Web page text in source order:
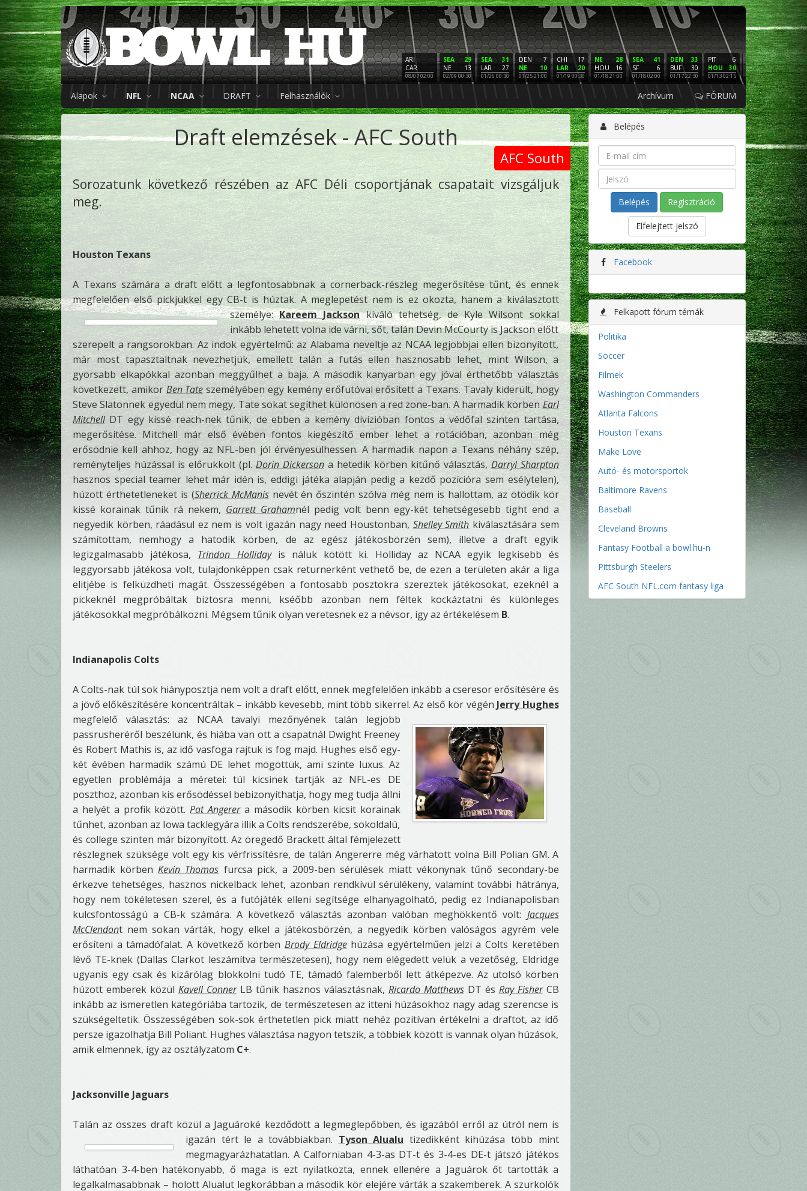
ARI
CAR
08/07 02:00
29
SEA
13
NE
02/09 00:30
31
SEA
27
LAR
01/26 00:30
7
DEN
10
NE
01/25 21:00
17
CHI
20
LAR
01/19 00:30
28
NE
16
HOU
01/18 21:00
41
SEA
6
SF
01/18 02:00
33
DEN
30
BUF
01/17 22:30
6
PIT
30
HOU
01/13 02:15
16
NE
3
LAC
01/12 02:00
PHI
SF
01/11
Alapok NFL NCAA DRAFT Felhasználók Archívum FÓRUM
Draft elemzések - AFC South
AFC South
Sorozatunk következő részében az AFC Déli csoportjának csapatait vizsgáljuk
meg.
Houston Texans
A Texans számára a draft előtt a legfontosabbnak a cornerback-részleg megerősítése tűnt, és ennek
megfelelően első pickjükkel egy CB-t is húztak. A meglepetést nem is ez okozta, hanem a kiválasztott
személye:Kareem Jacksonkiváló tehetség, de Kyle Wilsont sokkal
inkább lehetett volna ide várni, sőt, talán Devin McCourty is Jackson előtt
szerepelt a rangsorokban. Az indok egyértelmű: az Alabama neveltje az NCAA legjobbjai ellen bizonyított,
már most tapasztaltnak nevezhetjük, emellett talán a futás ellen hasznosabb lehet, mint Wilson, a
gyorsabb elkapókkal azonban meggyűlhet a baja. A második kanyarban egy jóval érthetőbb választás
következett, amikorBen Tateszemélyében egy kemény erőfutóval erősített a Texans. Tavaly kiderült, hogy
Steve Slatonnek egyedül nem megy, Tate sokat segíthet különösen a red zone-ban. A harmadik körbenEarl
MitchellDT egy kissé reach-nek tűnik, de ebben a kemény divízióban fontos a védőfal szinten tartása,
megerősítése. Mitchell már első évében fontos kiegészítő ember lehet a rotációban, azonban még
erősödnie kell ahhoz, hogy az NFL-ben jól érvényesülhessen. A harmadik napon a Texans néhány szép,
reményteljes húzással is előrukkolt (pl. Dorin Dickersona hetedik körben kitűnő választás,Darryl Sharpton
hasznos special teamer lehet már idén is, eddigi játéka alapján pedig a kezdő pozícióra sem esélytelen),
húzott érthetetleneket is (Sherrick McManisnevét én őszintén szólva még nem is hallottam, az ötödik kör
kissé korainak tűnik rá nekem, Garrett Grahamnél pedig volt benn egy-két tehetségesebb tight end a
negyedik körben, ráadásul ez nem is volt igazán nagy need Houstonban, Shelley Smith kiválasztására sem
számítottam, nemhogy a hatodik körben, de az egész játékosbörzén sem), illetve a draft egyik
legizgalmasabb játékosa, Trindon Hollidayis náluk kötött ki. Holliday az NCAA egyik legkisebb és
leggyorsabb játékosa volt, tulajdonképpen csak returnerként vethető be, de ezen a területen akár a liga
elitjébe is felküzdheti magát. Összességében a fontosabb posztokra szereztek játékosokat, ezeknél a
pickeknél megpróbáltak biztosra menni, kséőbb azonban nem féltek kockáztatni és különleges
játékosokkal megpróbálkozni. Mégsem tűnik olyan veretesnek ez a névsor, így az értékelésem B.
Indianapolis Colts
A Colts-nak túl sok hiányposztja nem volt a draft előtt, ennek megfelelően inkább a cseresor erősítésére és
a jövő előkészítésére koncentráltak – inkább kevesebb, mint több sikerrel. Az első kör végén Jerry Hughes
megfelelő választás: az NCAA tavalyi mezőnyének talán legjobb
passrusheréről beszélünk, és hiába van ott a csapatnál Dwight Freeney
és Robert Mathis is, az idő vasfoga rajtuk is fog majd. Hughes első egy-
két évében harmadik számú DE lehet mögöttük, ami szinte luxus. Az
egyetlen problémája a méretei: túl kicsinek tartják az NFL-es DE
poszthoz, azonban kis erősödéssel bebizonyíthatja, hogy meg tudja állni
a helyét a profik között.Pat Angerera második körben kicsit korainak
tűnhet, azonban az Iowa tacklegyára illik a Colts rendszerébe, sokoldalú,
és college szinten már bizonyított. Az öregedő Brackett által fémjelezett
részlegnek szüksége volt egy kis vérfrissítésre, de talán Angererre még várhatott volna Bill Polian GM. A
harmadik körbenKevin Thomas furcsa pick, a 2009-ben sérülések miatt vékonynak tűnő secondary-be
érkezve tehetséges, hasznos nickelback lehet, azonban rendkívül sérülékeny, valamint további hátránya,
hogy nem tökéletesen szerel, és a futójáték elleni segítsége elhanyagolható, pedig ez Indianapolisban
kulcsfontosságú a CB-k számára. A következő választás azonban valóban meghökkentő volt: Jacques
McClendont nem sokan várták, hogy elkel a játékosbörzén, a negyedik körben valóságos agyrém vele
erősíteni a támadófalat. A következő körben Brody Eldridgehúzása egyértelműen jelzi a Colts keretében
lévő TE-knek (Dallas Clarkot leszámítva természetesen), hogy nem elégedett velük a vezetőség, Eldridge
ugyanis egy csak és kizárólag blokkolni tudó TE, támadó falemberből lett átképezve. Az utolsó körben
húzott emberek közül Kavell ConnerLB tűnik hasznos választásnak, Ricardo MatthewsDT és Ray FisherCB
inkább az ismeretlen kategóriába tartozik, de természetesen az itteni húzásokhoz nagy adag szerencse is
szükségeltetik. Összességében sok-sok érthetetlen pick miatt nehéz pozitívan értékelni a draftot, az idő
persze igazolhatja Bill Poliant. Hughes választása nagyon tetszik, a többiek között is vannak olyan húzások,
amik elmennek, így az osztályzatom C+.
Jacksonville Jaguars
Talán az összes draft közül a Jaguároké kezdődött a legmeglepőbben, és igazából erről az útról nem is
igazán tért le a továbbiakban. Tyson Alualu tizedikként kihúzása több mint
megmagyarázhatatlan. A Calforniaban 4-3-as DT-t és 3-4-es DE-t játszó játékos
láthatóan 3-4-ben hatékonyabb, ő maga is ezt nyilatkozta, ennek ellenére a Jaguárok őt tartották a
legalkalmasabbnak – holott Alualut legkorábban a második kör elejére várták a szakemberek. A szurkolók
Belépés
Regisztráció
Elfelejtett jelszó
Facebook
Felkapott fórum témák
Politika
Soccer
Filmek
Washington Commanders
Atlanta Falcons
Houston Texans
Make Love
Autó- és motorsportok
Baltimore Ravens
Baseball
Cleveland Browns
Fantasy Football a bowl.hu-n
Pittsburgh Steelers
AFC South NFL.com fantasy liga